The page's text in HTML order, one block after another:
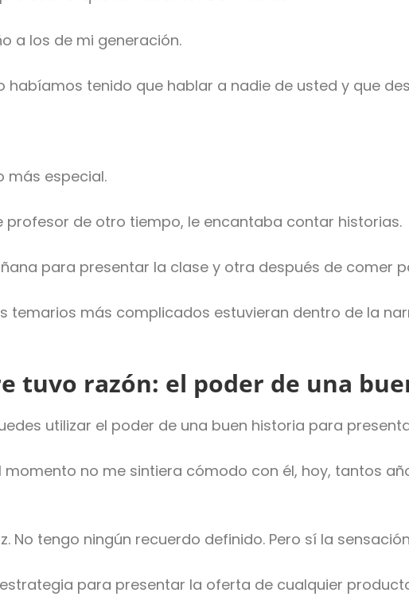
a los de mi generación.
habíamos tenido que hablar a nadie de usted y que
más especial.
profesor de otro tiempo, le encantaba contar historias.
para presentar la clase y otra después de comer
temarios más complicados estuvieran dentro de la
tuvo razón: el poder de una
utilizar el poder de una buen historia para
momento no me sintiera cómodo con él, hoy, tantos
No tengo ningún recuerdo definido. Pero sí la
para presentar la oferta de cualquier